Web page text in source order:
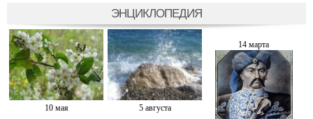
ЭНЦИКЛОПЕДИЯ
10 мая 5 августа
14 марта